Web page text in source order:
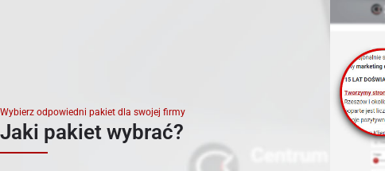
Wybierz odpowiedni pakiet dla swojej firmy
Jaki pakiet wybrać?